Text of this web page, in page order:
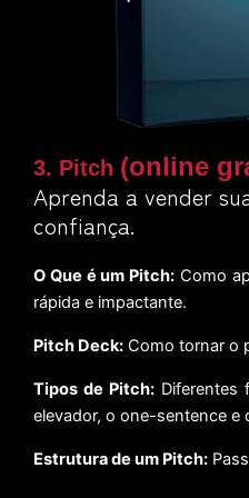
3. Pitch (online
Aprenda a vender
confiança.
O Que é um Pitch: Como
rápida e impactante.
Pitch Deck: Como tornar o
Tipos de Pitch: Diferentes
elevador, o one-sentence e
Estrutura de um Pitch: